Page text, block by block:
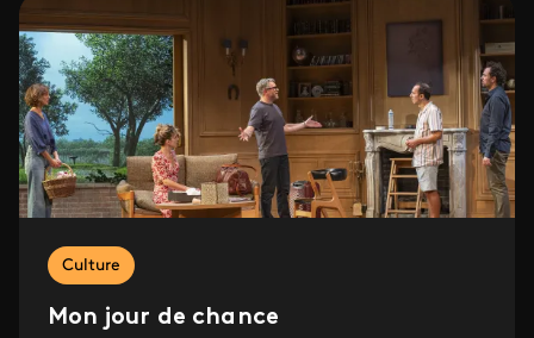
Culture
Mon jour de chance